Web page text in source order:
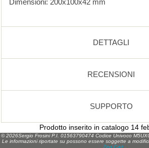
Dimensioni: 200x100x42 mm
DETTAGLI
RECENSIONI
SUPPORTO
Prodotto inserito in catalogo 14
© 2026Sergio Frosini P.I. 01563790474 Codice Univoco M5UXCR1 - I prezzi sono iva
Le informazioni riportate su possono essere soggette a